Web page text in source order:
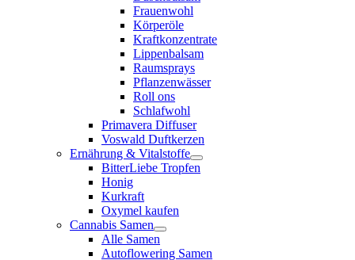
Frauenwohl
Körperöle
Kraftkonzentrate
Lippenbalsam
Raumsprays
Pflanzenwässer
Roll ons
Schlafwohl
Primavera Diffuser
Voswald Duftkerzen
Ernährung & Vitalstoffe
BitterLiebe Tropfen
Honig
Kurkraft
Oxymel kaufen
Cannabis Samen
Alle Samen
Autoflowering Samen